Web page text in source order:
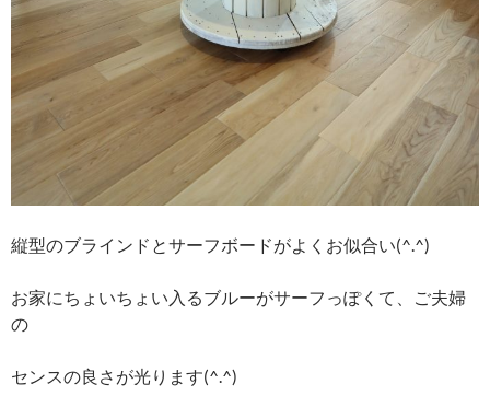
縦型のブラインドとサーフボードがよくお似合い(^.^)
お家にちょいちょい入るブルーがサーフっぽくて、ご夫婦
の
センスの良さが光ります(^.^)